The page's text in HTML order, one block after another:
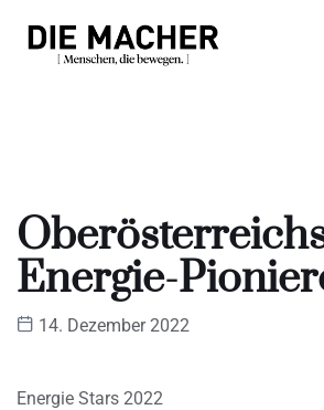
Energie-
14. Dezember 2022
Energie Stars 2022